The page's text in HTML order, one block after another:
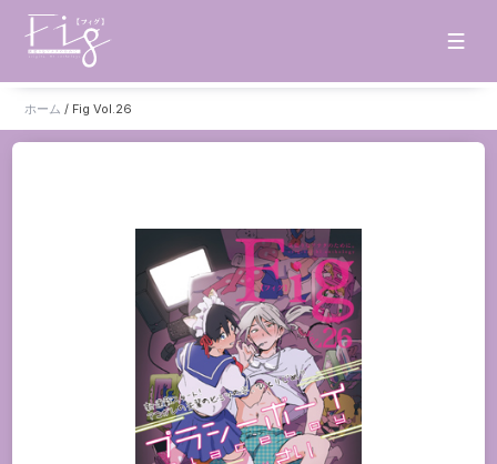
タイトル一覧
販売サイト
書籍版
グッズ
ホーム / Fig Vol.26